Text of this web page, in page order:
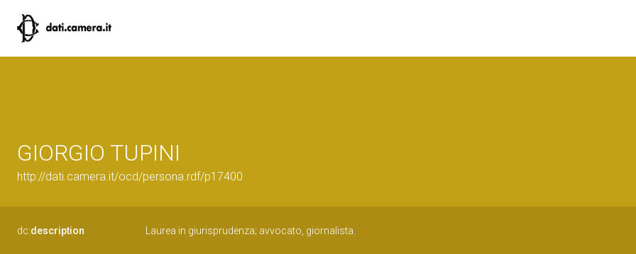
GIORGIO TUPINI
http://dati.camera.it/ocd/persona.rdf/p17400
dc:description Laurea in giurisprudenza; avvocato, giornalista.